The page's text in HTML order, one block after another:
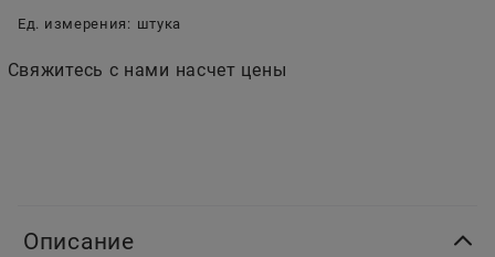
Ед. измерения: штука
Свяжитесь с нами насчет цены
Описание